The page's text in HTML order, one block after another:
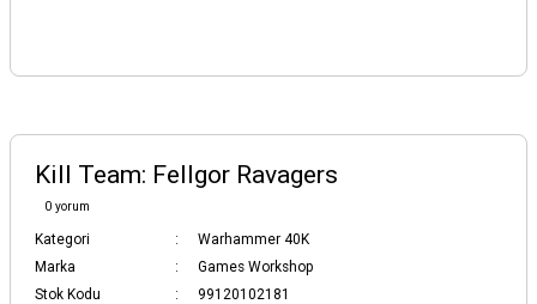
Kill Team: Fellgor Ravagers
0 yorum
Kategori
Warhammer 40K
Marka
Games Workshop
Stok Kodu
99120102181